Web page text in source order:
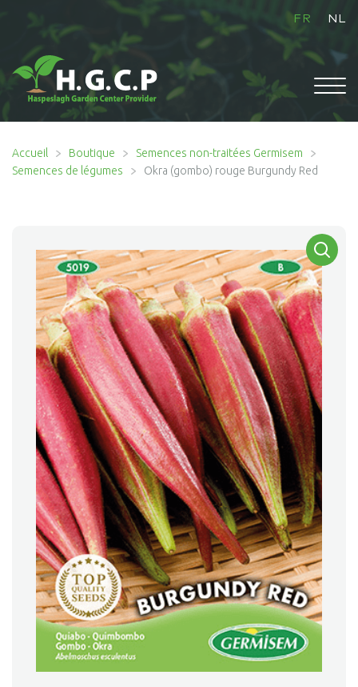
FR NL
ACCUEIL
menu
enfant
Accueil Boutique
Semences non-traitées Germisem
Semences de légumes
Okra (gombo) rouge Burgundy Red